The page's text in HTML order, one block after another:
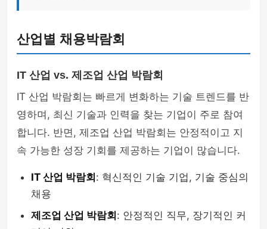
산업별 채용박람회
IT 산업 vs. 제조업 산업 박람회
IT 산업 박람회는 빠르게 변화하는 기술 트렌드를 반
영하며, 최신 기술과 인력을 찾는 기업이 주로 참여
합니다. 반면, 제조업 산업 박람회는 안정적이고 지
속 가능한 성장 기회를 제공하는 기업이 많습니다.
IT 산업 박람회 : 혁신적인 기술 기업, 기술 중심의
채용
제조업 산업 박람회 : 안정적인 직무, 장기적인 커